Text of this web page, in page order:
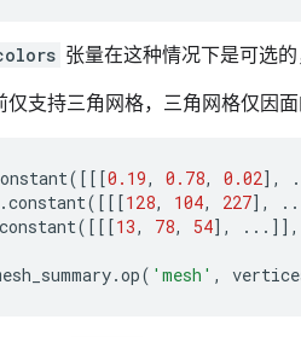
张量在这种情况下是可选
仅支持三角网格，三角网格仅因
([[[0.19, 0.78, 0.02],
.constant([[[128, 104, 227],
constant([[[13, 78, 54], ... ]],
.op( 'mesh' ,